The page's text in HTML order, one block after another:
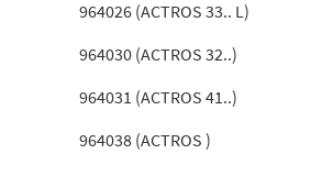
964026 (ACTROS 33.. L)
964030 (ACTROS 32..)
964031 (ACTROS 41..)
964038 (ACTROS )